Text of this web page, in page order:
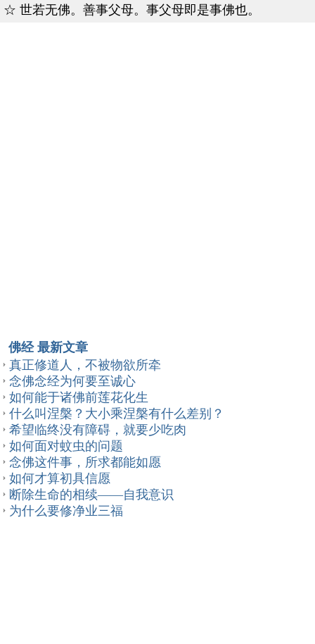
☆ 世若无佛。善事父母。事父母即是事佛也。
佛经 最新文章
真正修道人，不被物欲所牵
念佛念经为何要至诚心
如何能于诸佛前莲花化生
什么叫涅槃？大小乘涅槃有什么差别？
希望临终没有障碍，就要少吃肉
如何面对蚊虫的问题
念佛这件事，所求都能如愿
如何才算初具信愿
断除生命的相续——自我意识
为什么要修净业三福